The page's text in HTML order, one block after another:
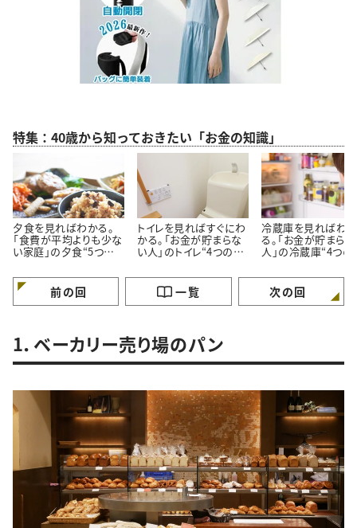
特集：40歳から知っておきたい「お金の知識」
夕食を見ればわかる。
「食費が平均よりも少な
い家庭」の夕食“5つの
トイレを見ればすぐにわ
かる。「お金が貯まらな
い人」のトイレ“4つの特
冷蔵庫を見ればわか
る。「お金が貯まら
人」の冷蔵庫“4つの
前の回 一覧 次の回
1．ベーカリー売り場のパン